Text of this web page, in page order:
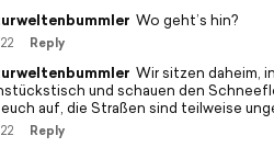
Wo geht’s hin?
Reply
Wir sitzen daheim,
und schauen den
auf, die Straßen sind teilweise
Reply